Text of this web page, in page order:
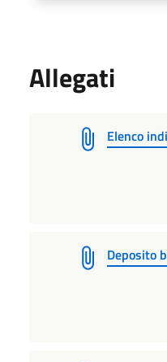
Allegati
Elenco
Deposito